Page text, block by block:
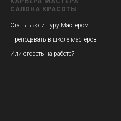
САЛОНА КРАСОТЫ
Стать Бьюти Гуру Мастером
Преподавать в школе мастеров
Или сгореть на работе?